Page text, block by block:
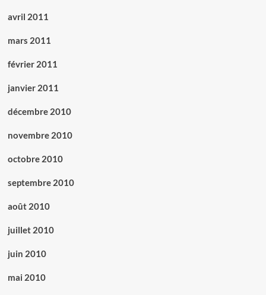
avril 2011
mars 2011
février 2011
janvier 2011
décembre 2010
novembre 2010
octobre 2010
septembre 2010
août 2010
juillet 2010
juin 2010
mai 2010